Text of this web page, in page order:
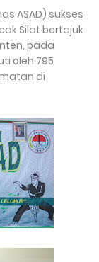
ASAD) sukses
Silat bertajuk
pada
oleh 795
di